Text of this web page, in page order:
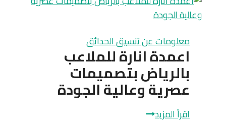
معلومات عن تنسيق الحدائق
اعمدة انارة للملاعب
بالرياض بتصميمات
عصرية وعالية الجودة
اقرأ المزيداعمدة